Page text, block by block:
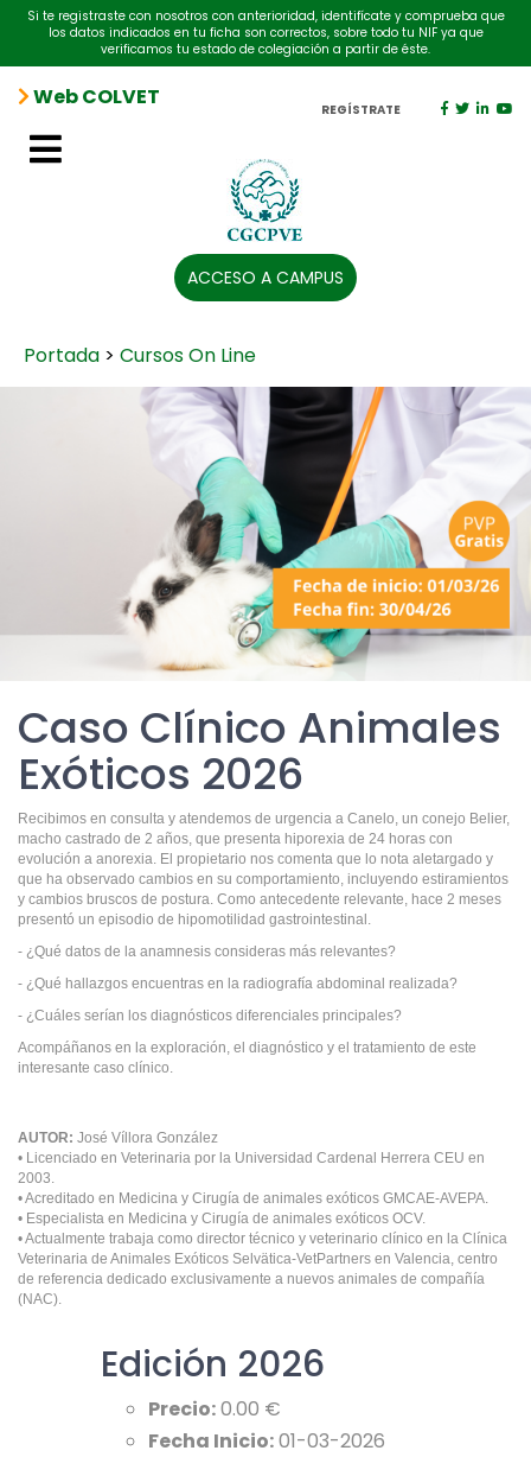
Si te registraste con nosotros con anterioridad, identifícate y comprueba que
los datos indicados en tu ficha son correctos, sobre todo tu NIF ya que
verificamos tu estado de colegiación a partir de éste.
Web COLVET REGÍSTRATE
ACCESO A CAMPUS
Portada > Cursos On Line
Caso Clínico Animales
Exóticos 2026
Recibimos en consulta y atendemos de urgencia a Canelo, un conejo Belier,
macho castrado de 2 años, que presenta hiporexia de 24 horas con
evolución a anorexia. El propietario nos comenta que lo nota aletargado y
que ha observado cambios en su comportamiento, incluyendo estiramientos
y cambios bruscos de postura. Como antecedente relevante, hace 2 meses
presentó un episodio de hipomotilidad gastrointestinal.
- ¿Qué datos de la anamnesis consideras más relevantes?
- ¿Qué hallazgos encuentras en la radiografía abdominal realizada?
- ¿Cuáles serían los diagnósticos diferenciales principales?
Acompáñanos en la exploración, el diagnóstico y el tratamiento de este
interesante caso clínico.
AUTOR: José Víllora González
• Licenciado en Veterinaria por la Universidad Cardenal Herrera CEU en
2003.
• Acreditado en Medicina y Cirugía de animales exóticos GMCAE-AVEPA.
• Especialista en Medicina y Cirugía de animales exóticos OCV.
• Actualmente trabaja como director técnico y veterinario clínico en la Clínica
Veterinaria de Animales Exóticos Selvätica-VetPartners en Valencia, centro
de referencia dedicado exclusivamente a nuevos animales de compañía
(NAC).
Edición 2026
Precio:0.00 €
Fecha Inicio:01-03-2026